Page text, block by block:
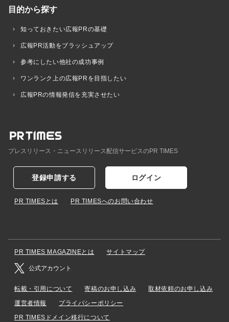
目的から探す
知っておきたい広報PRの基礎
広報PR活動をブラッシュアップ
参考にしたい他社の成功事例
ワンランク上の広報PRを目指したい
広報PRの情報発信を充実させたい
プレスリリース・ニュースリリース配信サービスのPR TIMES
登録申請する ログイン
PR TIMESとは PR TIMESへのお問い合わせ
PR TIMES MAGAZINEとは サイトマップ
公式アカウント
転載・引用について 寄稿のお申し込み
取材依頼のお申し込み
運営者情報
プライバシーポリシー
PR TIMESドメイン移行について